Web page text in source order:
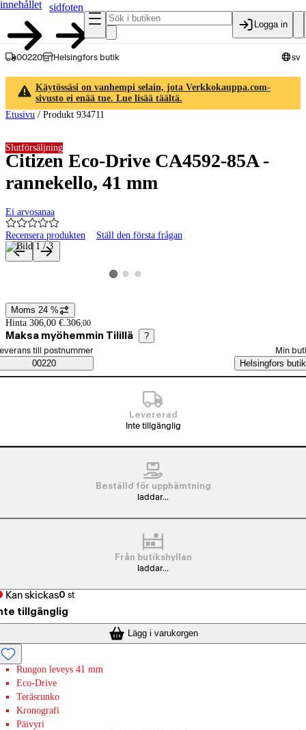
innehållet
sidfoten
Logga in
00220 Helsingfors butik sv
Käytössäsi on vanhempi selain, jota Verkkokauppa.com-
sivusto ei enää tue. Lue lisää täältä.
Etusivu / Produkt 934711
Citizen Eco-Drive CA4592-85A -
rannekello, 41 mm
Ei arvosanaa
Recensera produkten Ställ den första frågan
Slutförsäljning
Produktbilder och videor
Visa produktbild 1
Visa produktbild 2
Visa produktbild 3
Prisinformation
Moms 24 %
Hinta 306,00 €. 306,00
Maksa myöhemmin Tilillä ?
Saatavuustiedot
beställningssätt
till postnummer
00220
Min
Helsingfors butik
Levererad
Inte tillgänglig
Beställd för upphämtning
laddar...
Från butikshyllan
laddar...
Kan skickas0 st
tillgänglig
Lägg i varukorgen
Rungon leveys 41 mm
Eco-Drive
Teräsrunko
Kronografi
Päivyri